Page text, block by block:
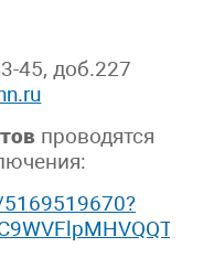
45, доб.227
проводятся